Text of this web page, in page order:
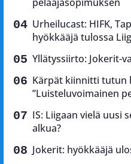
Urheilucast: HIFK,
hyökkääjä tulossa
Yllätyssiirto: Jokerit-
Kärpät kiinnitti tutun
”Luisteluvoimainen
IS: Liigaan vielä uusi
alkua?
Jokerit: hyökkääjä